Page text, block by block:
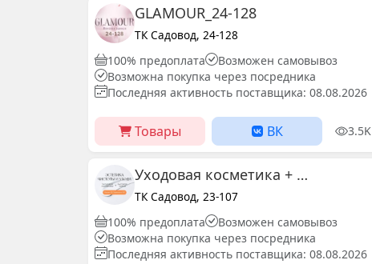
GLAMOUR_24-128
ТК Садовод, 24-128
100% предоплата
Возможен самовывоз
Возможна покупка через посредника
Последняя активность поставщика: 08.08.2026
Товары ВК 3.5K
Уходовая косметика + Бытовая химия 23-107
ТК Садовод, 23-107
100% предоплата
Возможен самовывоз
Возможна покупка через посредника
Последняя активность поставщика: 08.08.2026